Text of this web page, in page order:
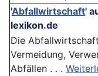
'Abfallwirtschaft'
lexikon.de
Die
Vermeidung,
Abfällen . . .